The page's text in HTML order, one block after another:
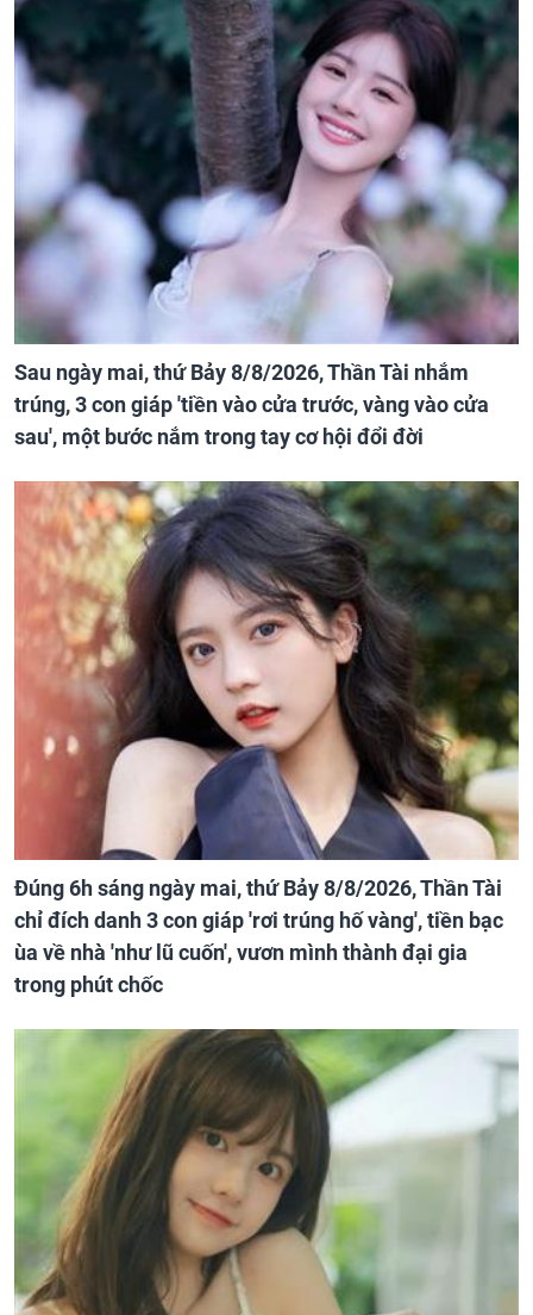
Sau ngày mai, thứ Bảy 8/8/2026, Thần Tài nhắm
trúng, 3 con giáp 'tiền vào cửa trước, vàng vào cửa
sau', một bước nắm trong tay cơ hội đổi đời
Đúng 6h sáng ngày mai, thứ Bảy 8/8/2026, Thần Tài
chỉ đích danh 3 con giáp 'rơi trúng hố vàng', tiền bạc
ùa về nhà 'như lũ cuốn', vươn mình thành đại gia
trong phút chốc